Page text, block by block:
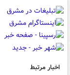
اخبار مرتبط